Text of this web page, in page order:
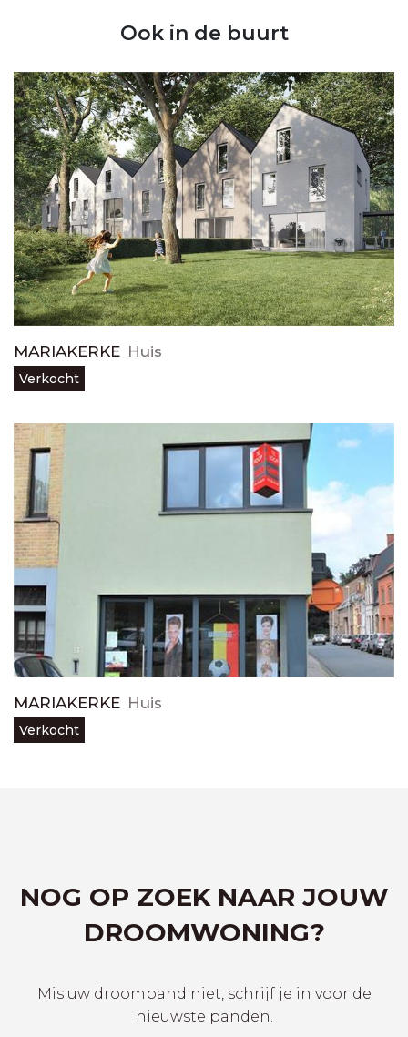
Ook in de buurt
MARIAKERKE Huis
Verkocht
MARIAKERKE Huis
Verkocht
NOG OP ZOEK NAAR JOUW
DROOMWONING?
Mis uw droompand niet, schrijf je in voor de
nieuwste panden.